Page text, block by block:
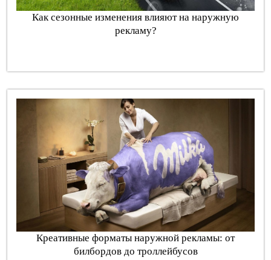
Как сезонные изменения влияют на наружную
рекламу?
Креативные форматы наружной рекламы: от
билбордов до троллейбусов